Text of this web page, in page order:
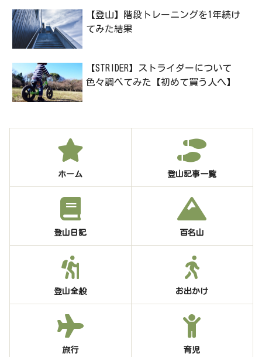
【登山】階段トレーニングを1年続け
てみた結果
【STRIDER】ストライダーについて
色々調べてみた【初めて買う人へ】
ホーム 登山記事一覧
登山日記 百名山
登山全般 お出かけ
旅行 育児